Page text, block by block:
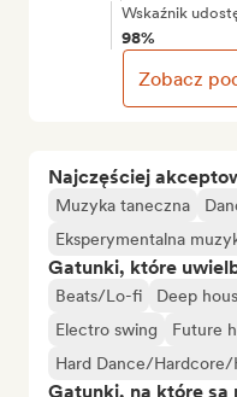
Najczęściej
Muzyka taneczna
Eksperymentalna
Gatunki, które
Beats/Lo-fi Deep
Electro swing
Future
Hard Dance/Hardcore/
Gatunki, na które są
Wskaźnik
98%
Zobacz